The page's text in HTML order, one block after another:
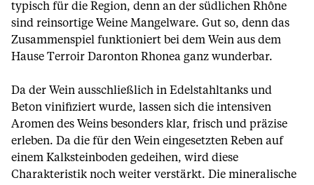
typisch für die Region, denn an der südlichen Rhône
sind reinsortige Weine Mangelware. Gut so, denn das
Zusammenspiel funktioniert bei dem Wein aus dem
Hause Terroir Daronton Rhonea ganz wunderbar.
Da der Wein ausschließlich in Edelstahltanks und
Beton vinifiziert wurde, lassen sich die intensiven
Aromen des Weins besonders klar, frisch und präzise
erleben. Da die für den Wein eingesetzten Reben auf
einem Kalksteinboden gedeihen, wird diese
Charakteristik noch weiter verstärkt. Die mineralische